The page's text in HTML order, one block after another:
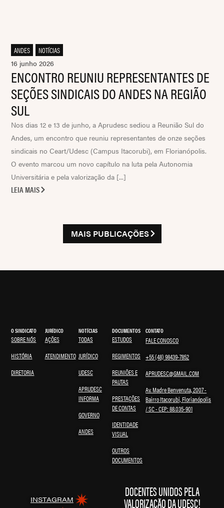
ANDES
NOTÍCIAS
16 junho 2026
ENCONTRO REUNIU REPRESENTANTES DE
SEÇÕES SINDICAIS DO ANDES NA REGIÃO
SUL
Nos dias 12 e 13 de junho, a Aprudesc sediou a Reunião Sul do
Andes, um encontro que reuniu representantes de onze seções
sindicais no Ceart/Udesc (Campus Itacorubi), em Florianópolis.
O evento marcou um novo capítulo na luta pela Autonomia
Universitária e pela valorização da [...]
LEIA MAIS
MAIS PUBLICAÇÕES
O SINDICATO
SOBRE NÓS
HISTÓRIA
DIRETORIA
JURÍDICO
AÇÕES
ATENDIMENTO
NOTÍCIAS
TODAS
JURÍDICO
UDESC
APRUDESC
INFORMA
GOVERNO
ANDES
DOCUMENTOS
ESTUDOS
REGIMENTOS
REUNIÕES E
PAUTAS
PRESTAÇÕES
DE CONTAS
IDENTIDADE
VISUAL
OUTROS
DOCUMENTOS
CONTATO
FALE CONOSCO
+55 (48) 98439-7852
APRUDESC@GMAIL.COM
Av. Madre Benvenuta, 2007 -
Bairro Itacorubi, Florianópolis
/ SC - CEP: 88.035-901
DOCENTES UNIDOS PELA
VALORIZAÇÃO DA UDESC!
INSTAGRAM